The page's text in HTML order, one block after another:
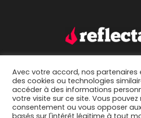
accueil.
mentions légales.
Avec votre accord, nos partenaires
des cookies ou technologies
accéder à des informations
votre visite sur ce site. Vous pouvez
consentement ou vous opposer
basés sur l'intérêt légitime à tout